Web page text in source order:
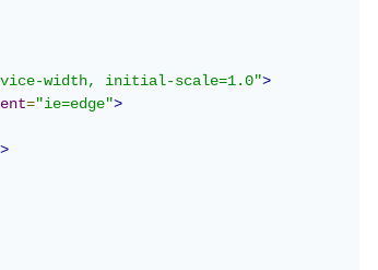
width, initial-scale=1.0">
="ie=edge">
>